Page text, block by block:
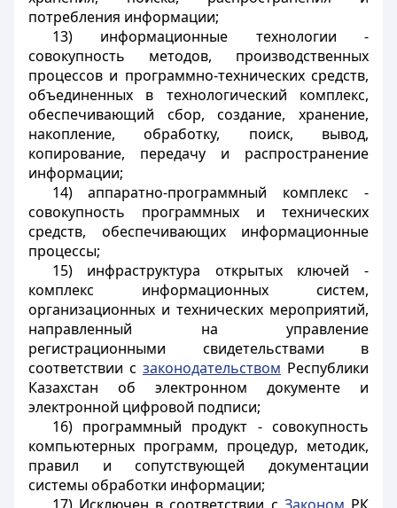
потребления информации;
13) информационные технологии -
совокупность методов, производственных
процессов и программно-технических средств,
объединенных в технологический комплекс,
обеспечивающий сбор, создание, хранение,
накопление, обработку, поиск, вывод,
копирование, передачу и распространение
информации;
14) аппаратно-программный комплекс -
совокупность программных и технических
средств, обеспечивающих информационные
процессы;
15) инфраструктура открытых ключей -
комплекс информационных систем,
организационных и технических мероприятий,
направленный на управление
регистрационными свидетельствами в
соответствии с законодательством Республики
Казахстан об электронном документе и
электронной цифровой подписи;
16) программный продукт - совокупность
компьютерных программ, процедур, методик,
правил и сопутствующей документации
системы обработки информации;